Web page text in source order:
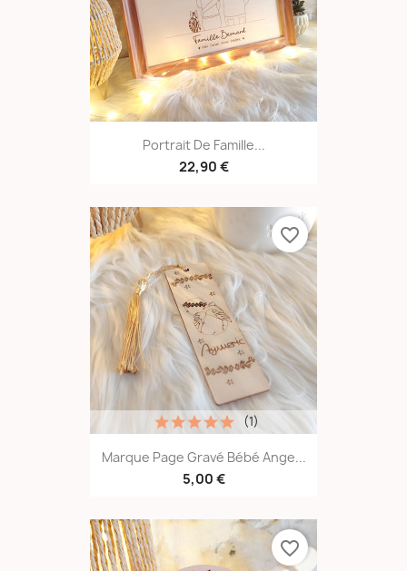
Portrait De Famille...
22,90 €
Marque Page Gravé Bébé Ange...
5,00 €
(1)
favorite_border
favorite_border